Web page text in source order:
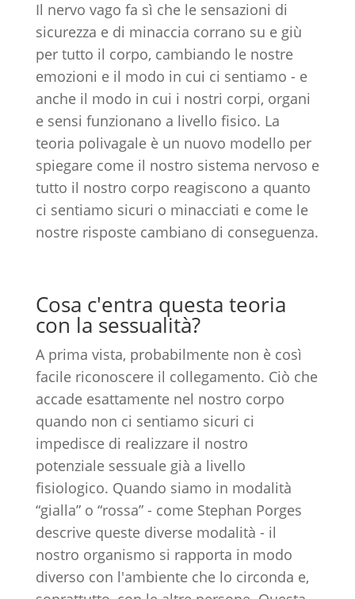
Il nervo vago fa sì che le sensazioni di
sicurezza e di minaccia corrano su e giù
per tutto il corpo, cambiando le nostre
emozioni e il modo in cui ci sentiamo - e
anche il modo in cui i nostri corpi, organi
e sensi funzionano a livello fisico. La
teoria polivagale è un nuovo modello per
spiegare come il nostro sistema nervoso e
tutto il nostro corpo reagiscono a quanto
ci sentiamo sicuri o minacciati e come le
nostre risposte cambiano di conseguenza.
Cosa c'entra questa teoria
con la sessualità?
A prima vista, probabilmente non è così
facile riconoscere il collegamento. Ciò che
accade esattamente nel nostro corpo
quando non ci sentiamo sicuri ci
impedisce di realizzare il nostro
potenziale sessuale già a livello
fisiologico. Quando siamo in modalità
“gialla” o “rossa” - come Stephan Porges
descrive queste diverse modalità - il
nostro organismo si rapporta in modo
diverso con l'ambiente che lo circonda e,